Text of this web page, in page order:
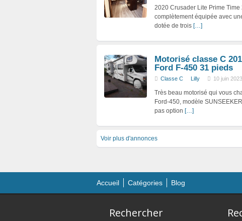
2020 Crusader Lite Prime
complètement équipée avec
dotée de trois […]
Motorisé classe C
Ford F-450 31 pieds
Classe C Lilly 10 juin 2023
Très beau motorisé qui vous
Ford-450, modèle
pas option […]
Voir plus d'annonces
Accueil Catégories Blog
Rechercher